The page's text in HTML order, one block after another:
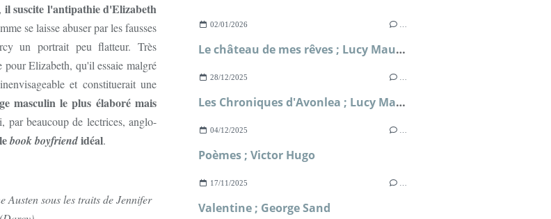
il suscite l'antipathie d'Elizabeth
se laisse abuser par les fausses
un portrait peu flatteur. Très
Elizabeth, qu'il essaie malgré
et constituerait une
masculin le plus élaboré mais
par beaucoup de lectrices, anglo-
book boyfriendidéal.
Austen sous les traits de Jennifer
02/01/2026
Le château de mes rêves ; Lucy Maud Montgomery
28/12/2025
Les Chroniques d'Avonlea ; Lucy Maud Montgomery
04/12/2025
Poèmes ; Victor Hugo
17/11/2025
Valentine ; George Sand